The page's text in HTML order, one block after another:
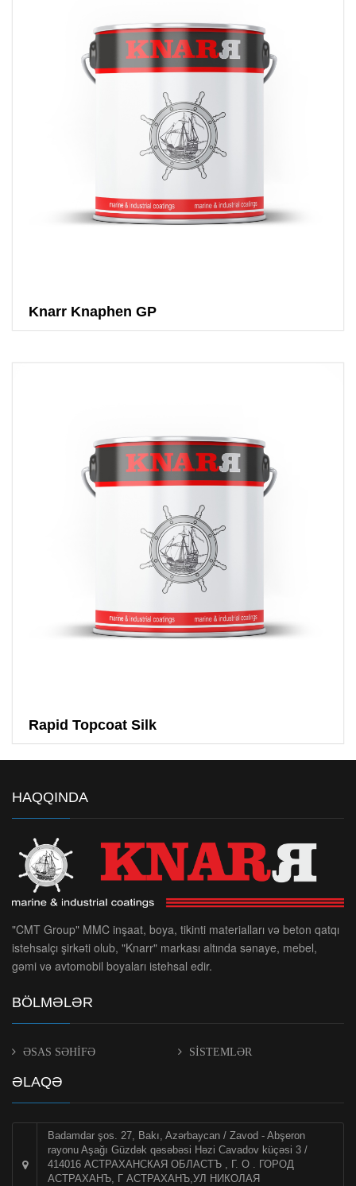
Knarr Knaphen GP
Rapid Topcoat Silk
HAQQINDA
"CMT Group" MMC inşaat, boya, tikinti materialları və beton qatqı
istehsalçı şirkəti olub, "Knarr" markası altında sənaye, mebel,
gəmi və avtomobil boyaları istehsal edir.
BÖLMƏLƏR
ƏSAS SƏHİFƏ SİSTEMLƏR
ƏLAQƏ
Badamdar şos. 27, Bakı, Azərbaycan / Zavod - Abşeron
rayonu Aşağı Güzdək qəsəbəsi Həzi Cavadov küçəsi 3 /
414016 АСТРАХАНСКАЯ ОБЛАСТЪ , Г. О . ГОРОД
АСТРАХАНЪ, Г АСТРАХАНЪ,УЛ НИКОЛАЯ